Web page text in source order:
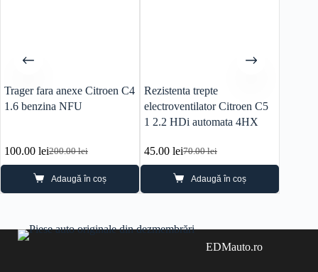
Trager fara anexe Citroen C4
1.6 benzina NFU
200.00lei
Prețul
fost:
100.00 leiPrețul
este:
100.00 lei.
Adaugă în coș
Rezistenta trepte
electroventilator Citroen C5
1 2.2 HDi automata 4HX
70.00lei
Prețul
a
fost:
45.00leiPrețul
este:
45.00 lei.
Adaugă în coș
EDMauto.ro